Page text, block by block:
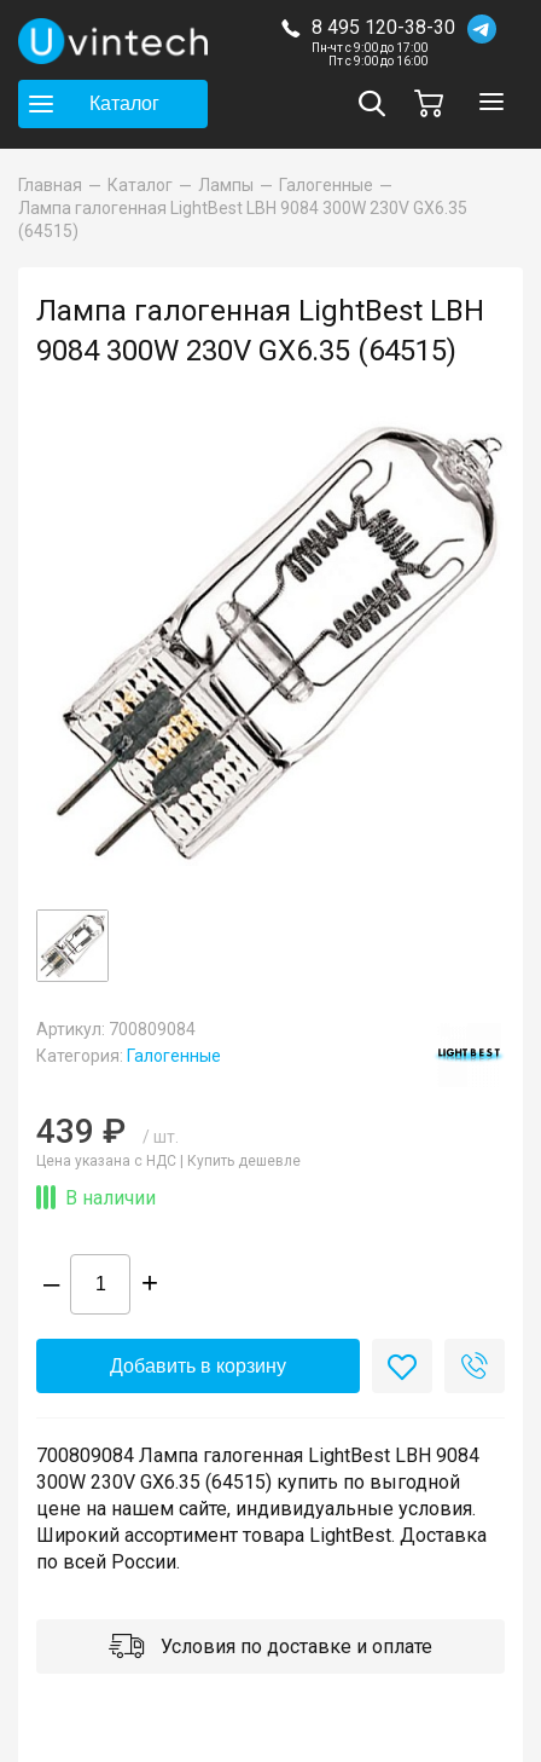
8 495 120-38-30
Пн-чт с 9:00 до 17:00
Пт с 9:00 до 16:00
Каталог
Главная Каталог Лампы
Галогенные
Лампа галогенная LightBest LBH 9084 300W 230V GX6.35
(64515)
Лампа галогенная LightBest LBH
9084 300W 230V GX6.35 (64515)
Артикул: 700809084
Категория: Галогенные
439 ₽ / шт.
Цена указана с НДС | Купить дешевле
В наличии
– +
Добавить в корзину
700809084 Лампа галогенная LightBest LBH 9084
300W 230V GX6.35 (64515) купить по выгодной
цене на нашем сайте, индивидуальные условия.
Широкий ассортимент товара LightBest. Доставка
по всей России.
Условия по доставке и оплате